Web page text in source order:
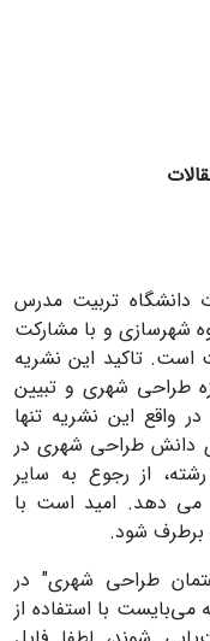
دانشگاه تربیت مدرس
شهرسازی و با مشارکت
است. تاکید این نشریه
طراحی شهری و تبیین
واقع این نشریه تنها
دانش طراحی شهری در
از رجوع به سایر
می دهد. امید است با
برطرف شود.
طراحی شهری" در
می‌بایست با استفاده از